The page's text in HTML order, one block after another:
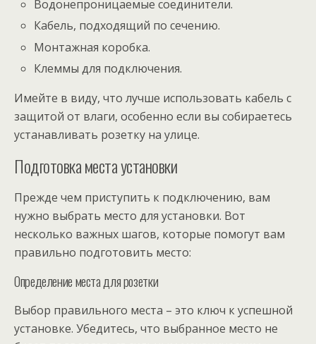
Водонепроницаемые соединители.
Кабель, подходящий по сечению.
Монтажная коробка.
Клеммы для подключения.
Имейте в виду, что лучше использовать кабель с
защитой от влаги, особенно если вы собираетесь
устанавливать розетку на улице.
Подготовка места установки
Прежде чем приступить к подключению, вам
нужно выбрать место для установки. Вот
несколько важных шагов, которые помогут вам
правильно подготовить место:
Определение места для розетки
Выбор правильного места – это ключ к успешной
установке. Убедитесь, что выбранное место не